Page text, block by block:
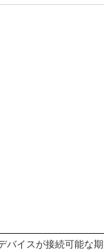
バイスが接続可能な